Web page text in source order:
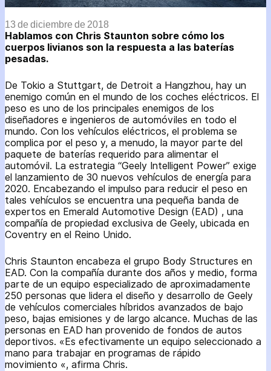
13 de diciembre de 2018
Hablamos con Chris Staunton sobre cómo los
cuerpos livianos son la respuesta a las baterías
pesadas.
De Tokio a Stuttgart, de Detroit a Hangzhou, hay un
enemigo común en el mundo de los coches eléctricos. El
peso es uno de los principales enemigos de los
diseñadores e ingenieros de automóviles en todo el
mundo. Con los vehículos eléctricos, el problema se
complica por el peso y, a menudo, la mayor parte del
paquete de baterías requerido para alimentar el
automóvil. La estrategia “Geely Intelligent Power” exige
el lanzamiento de 30 nuevos vehículos de energía para
2020. Encabezando el impulso para reducir el peso en
tales vehículos se encuentra una pequeña banda de
expertos en Emerald Automotive Design (EAD) , una
compañía de propiedad exclusiva de Geely, ubicada en
Coventry en el Reino Unido.
Chris Staunton encabeza el grupo Body Structures en
EAD. Con la compañía durante dos años y medio, forma
parte de un equipo especializado de aproximadamente
250 personas que lidera el diseño y desarrollo de Geely
de vehículos comerciales híbridos avanzados de bajo
peso, bajas emisiones y de largo alcance. Muchas de las
personas en EAD han provenido de fondos de autos
deportivos. «Es efectivamente un equipo seleccionado a
mano para trabajar en programas de rápido
movimiento «, afirma Chris.